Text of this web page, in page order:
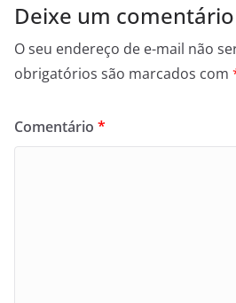
k
Deixe um comentário
O seu endereço de e-mail não
obrigatórios são marcados com
Comentário *